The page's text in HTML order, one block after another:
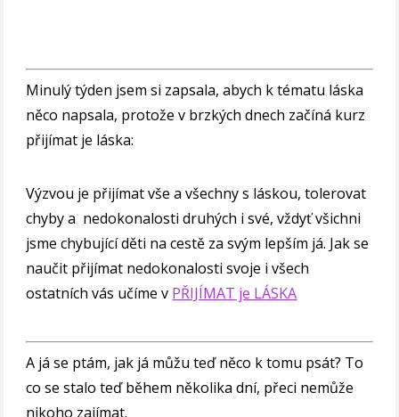
Minulý týden jsem si zapsala, abych k tématu láska
něco napsala, protože v brzkých dnech začíná kurz
přijímat je láska:
Výzvou je přijímat vše a všechny s láskou, tolerovat
chyby a nedokonalosti druhých i své, vždyť všichni
jsme chybující děti na cestě za svým lepším já. Jak se
naučit přijímat nedokonalosti svoje i všech
ostatních vás učíme v PŘIJÍMAT je LÁSKA
A já se ptám, jak já můžu teď něco k tomu psát? To
co se stalo teď během několika dní, přeci nemůže
nikoho zajímat.